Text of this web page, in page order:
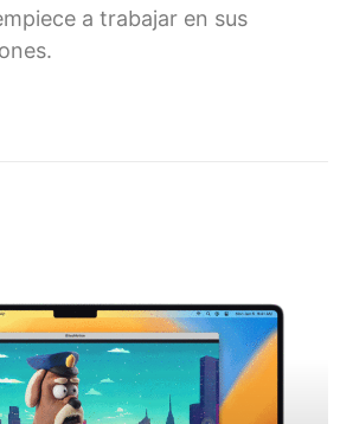
a trabajar en sus